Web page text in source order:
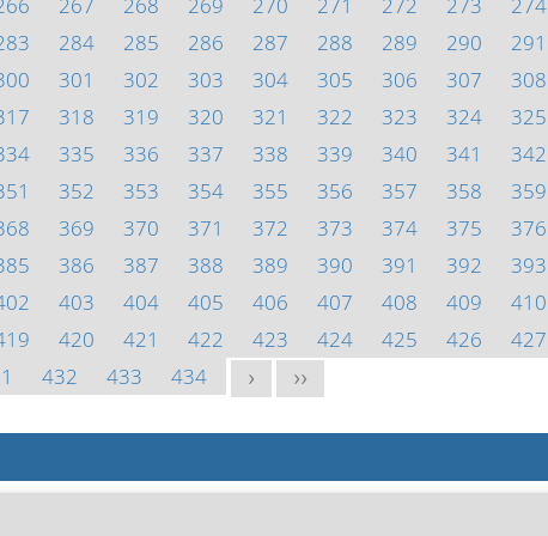
284 285 286 287 288 289 290 291
301 302 303 304 305 306 307 308
318 319 320 321 322 323 324 325
335 336 337 338 339 340 341 342
352 353 354 355 356 357 358 359
369 370 371 372 373 374 375 376
386 387 388 389 390 391 392 393
403 404 405 406 407 408 409 410
420 421 422 423 424 425 426 427
432 433 434 > >>